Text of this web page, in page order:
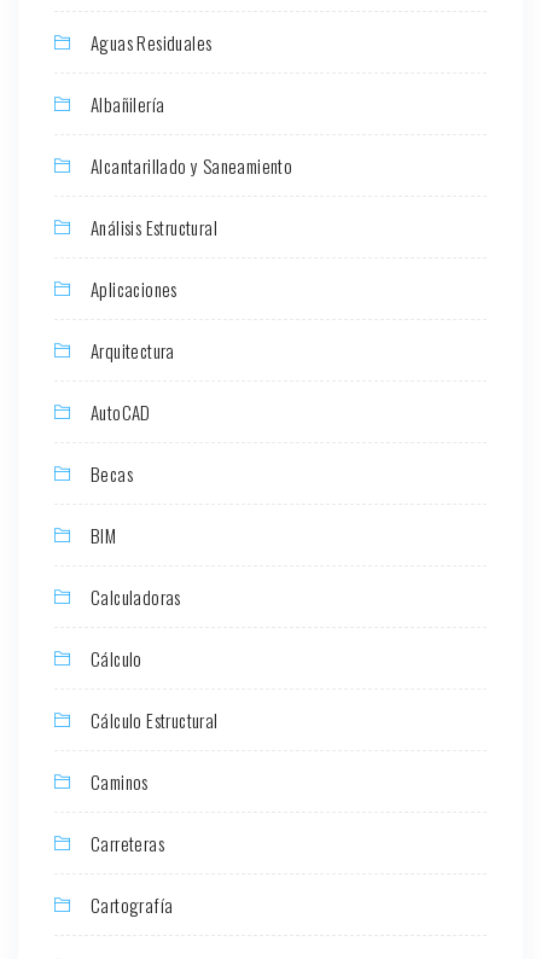
Aguas Residuales
Albañilería
Alcantarillado y Saneamiento
Análisis Estructural
Aplicaciones
Arquitectura
AutoCAD
Becas
BIM
Calculadoras
Cálculo
Cálculo Estructural
Caminos
Carreteras
Cartografía